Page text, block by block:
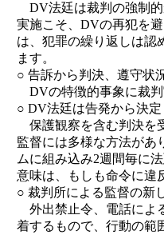
DV法廷は裁判の強制的
実施こそ、DVの再犯を
は、犯罪の繰り返しは認
ます。
○ 告訴から判決、遵守状
DVの特徴的事象に裁判
○ DV法廷は告発から決
保護観察を含む判決を
監督には多様な方法があ
ムに組み込み2週間毎に
意味は、もしも命令に違
○ 裁判所による監督の新
外出禁止令、電話によ
着するもので、行動の範